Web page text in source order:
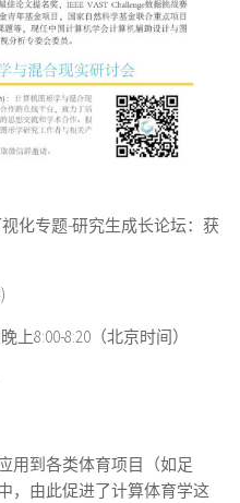
视化专题-研究生成长论坛：获
上8:00-8:20（北京时间）
用到各类体育项目（如足
，由此促进了计算体育学这